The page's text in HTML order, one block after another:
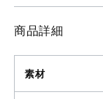
商品詳細
素材